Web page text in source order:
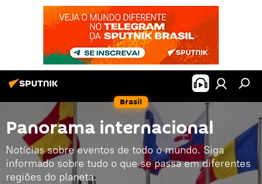
Brasil
Panorama internacional
Notícias sobre eventos de todo o mundo. Siga
informado sobre tudo o que se passa em diferentes
regiões do planeta.